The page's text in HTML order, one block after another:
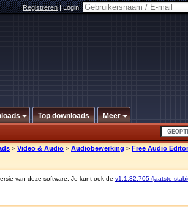
Registreren|Login:
Top downloads Meer
> Video & Audio > Audiobewerking > Free Audio
van deze software. Je kunt ook de v1.1.32.705 (laatste